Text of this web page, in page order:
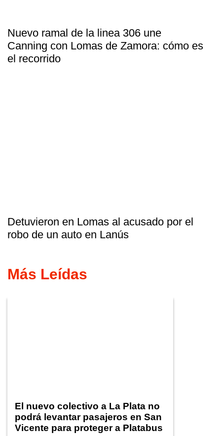
Nuevo ramal de la linea 306 une
Canning con Lomas de Zamora: cómo es
el recorrido
Detuvieron en Lomas al acusado por el
robo de un auto en Lanús
Más Leídas
El nuevo colectivo a La Plata no
podrá levantar pasajeros en San
Vicente para proteger a Platabus